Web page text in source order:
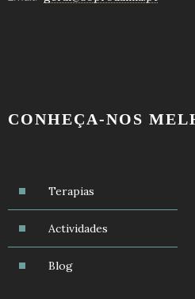
CONHEÇA-NOS
Terapias
Actividades
Blog